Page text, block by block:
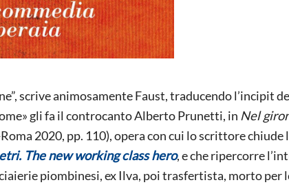
scrive animosamente Faust, traducendo l’incipit
gli fa il controcanto Alberto Prunetti, in Nel
2020, pp. 110), opera con cui lo scrittore
The new working class hero, e che ripercorre
piombinesi, ex Ilva, poi trasfertista, morto per